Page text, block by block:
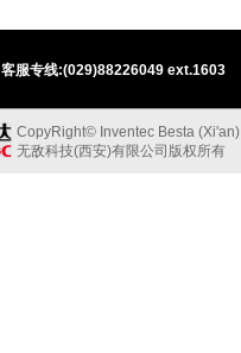
客服专线:(029)88226049 ext.1603
CopyRight© Inventec Besta
无敌科技(西安)有限公司版权所有